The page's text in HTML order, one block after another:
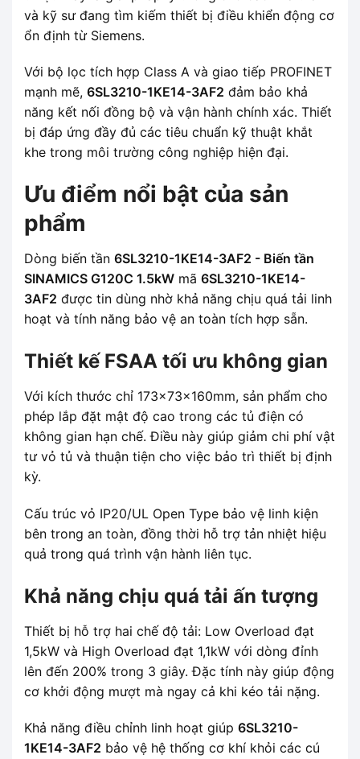
và kỹ sư đang tìm kiếm thiết bị điều khiển động cơ
ổn định từ Siemens.
Với bộ lọc tích hợp Class A và giao tiếp PROFINET
mạnh mẽ, 6SL3210-1KE14-3AF2 đảm bảo khả
năng kết nối đồng bộ và vận hành chính xác. Thiết
bị đáp ứng đầy đủ các tiêu chuẩn kỹ thuật khắt
khe trong môi trường công nghiệp hiện đại.
Ưu điểm nổi bật của sản
phẩm
Dòng biến tần 6SL3210-1KE14-3AF2 - Biến tần
SINAMICS G120C 1.5kW mã 6SL3210-1KE14-
3AF2 được tin dùng nhờ khả năng chịu quá tải linh
hoạt và tính năng bảo vệ an toàn tích hợp sẵn.
Thiết kế FSAA tối ưu không gian
Với kích thước chỉ 173x73x160mm, sản phẩm cho
phép lắp đặt mật độ cao trong các tủ điện có
không gian hạn chế. Điều này giúp giảm chi phí vật
tư vỏ tủ và thuận tiện cho việc bảo trì thiết bị định
kỳ.
Cấu trúc vỏ IP20/UL Open Type bảo vệ linh kiện
bên trong an toàn, đồng thời hỗ trợ tản nhiệt hiệu
quả trong quá trình vận hành liên tục.
Khả năng chịu quá tải ấn tượng
Thiết bị hỗ trợ hai chế độ tải: Low Overload đạt
1,5kW và High Overload đạt 1,1kW với dòng đỉnh
lên đến 200% trong 3 giây. Đặc tính này giúp động
cơ khởi động mượt mà ngay cả khi kéo tải nặng.
Khả năng điều chỉnh linh hoạt giúp 6SL3210-
1KE14-3AF2 bảo vệ hệ thống cơ khí khỏi các cú